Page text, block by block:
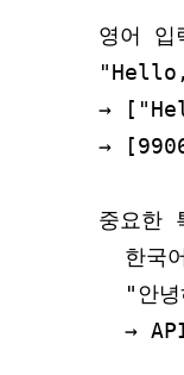
영어 입
→
→
중요한
한국
"안
→